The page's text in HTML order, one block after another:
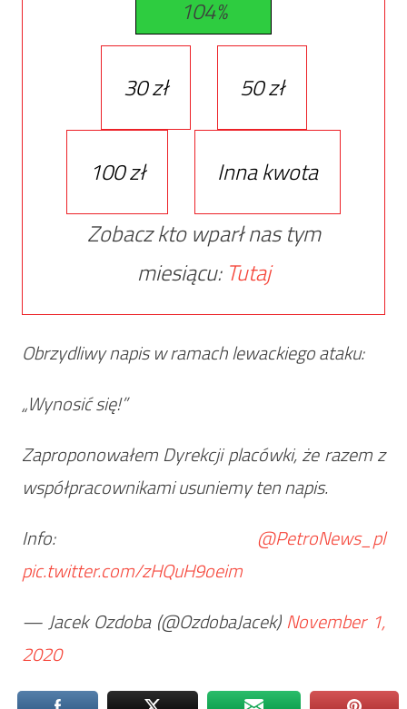
104%
30 zł 50 zł
100 zł
Inna kwota
Zobacz kto wparł nas tym
miesiącu: Tutaj
Obrzydliwy napis w ramach lewackiego ataku:
„Wynosić się!”
Zaproponowałem Dyrekcji placówki, że razem z
współpracownikami usuniemy ten napis.
Info: @PetroNews_pl
pic.twitter.com/zHQuH9oeim
— Jacek Ozdoba (@OzdobaJacek)November 1,
2020